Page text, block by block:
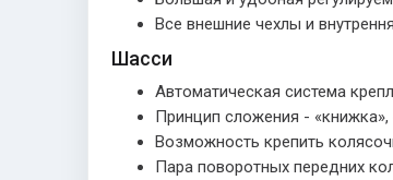
Все внешние чехлы и
Шасси
Автоматическая система
Принцип сложения -
Возможность крепить
Пара поворотных передних